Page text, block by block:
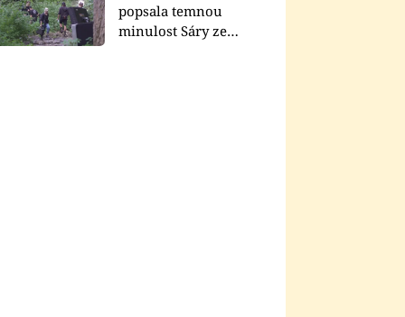
popsala temnou
minulost Sáry ze